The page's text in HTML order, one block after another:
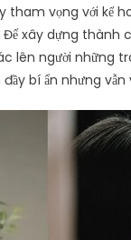
tham vọng với kế
xây dựng thành
lên người những
bí ẩn nhưng